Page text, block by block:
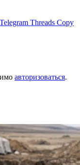
Telegram Threads Copy
авторизоваться.